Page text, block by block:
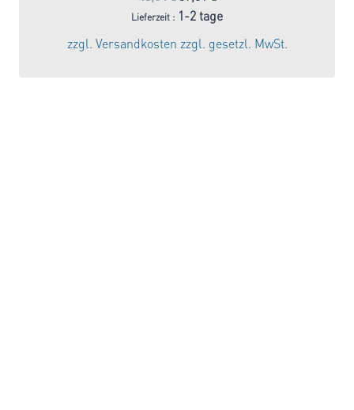
Preis
war:
46,84 €
Preis
Lieferzeit : 1-2 tage
zzgl. Versandkosten zzgl. gesetzl. MwSt.